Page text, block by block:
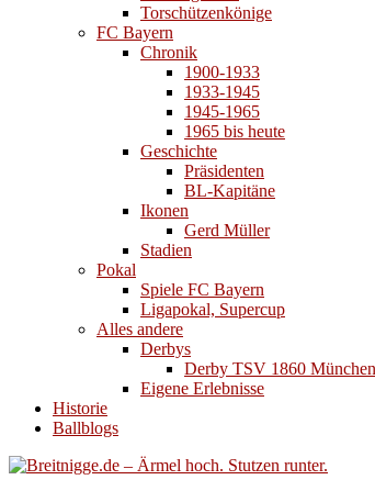
Torschützenkönige
FC Bayern
Chronik
1900-1933
1933-1945
1945-1965
1965 bis heute
Geschichte
Präsidenten
BL-Kapitäne
Ikonen
Gerd Müller
Stadien
Pokal
Spiele FC Bayern
Ligapokal, Supercup
Alles andere
Derbys
Derby TSV 1860 München
Eigene Erlebnisse
Historie
Ballblogs